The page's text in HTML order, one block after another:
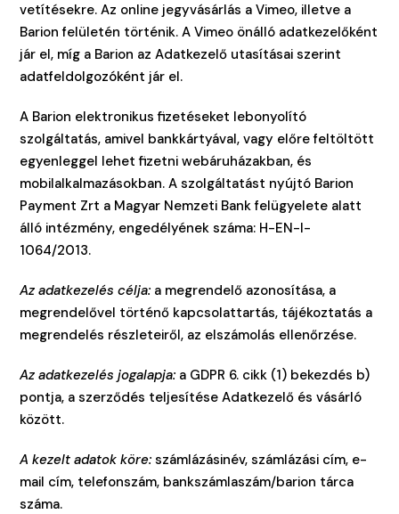
vetítésekre. Az online jegyvásárlás a Vimeo, illetve a
Barion felületén történik. A Vimeo önálló adatkezelőként
jár el, míg a Barion az Adatkezelő utasításai szerint
adatfeldolgozóként jár el.
A Barion elektronikus fizetéseket lebonyolító
szolgáltatás, amivel bankkártyával, vagy előre feltöltött
egyenleggel lehet fizetni webáruházakban, és
mobilalkalmazásokban. A szolgáltatást nyújtó Barion
Payment Zrt a Magyar Nemzeti Bank felügyelete alatt
álló intézmény, engedélyének száma: H-EN-I-
1064/2013.
Az adatkezelés célja: a megrendelő azonosítása, a
megrendelővel történő kapcsolattartás, tájékoztatás a
megrendelés részleteiről, az elszámolás ellenőrzése.
Az adatkezelés jogalapja: a GDPR 6. cikk (1) bekezdés b)
pontja, a szerződés teljesítése Adatkezelő és vásárló
között.
A kezelt adatok köre: számlázásinév, számlázási cím, e-
mail cím, telefonszám, bankszámlaszám/barion tárca
száma.